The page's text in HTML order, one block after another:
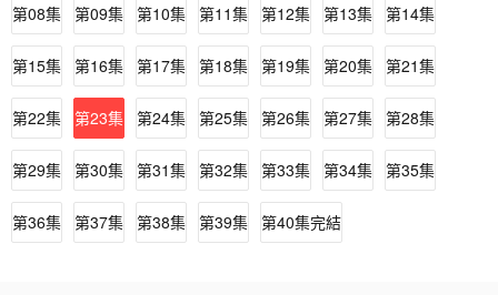
第08集 第09集 第10集 第11集 第12集 第13集 第14集
第15集 第16集 第17集 第18集 第19集 第20集 第21集
第22集 第23集 第24集 第25集 第26集 第27集 第28集
第29集 第30集 第31集 第32集 第33集 第34集 第35集
第36集 第37集 第38集 第39集 第40集完結